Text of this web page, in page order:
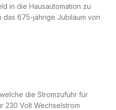
in die Hausautomation zu
das 675-jährige Jubiläum von
die Stromzufuhr für
230 Volt Wechselstrom